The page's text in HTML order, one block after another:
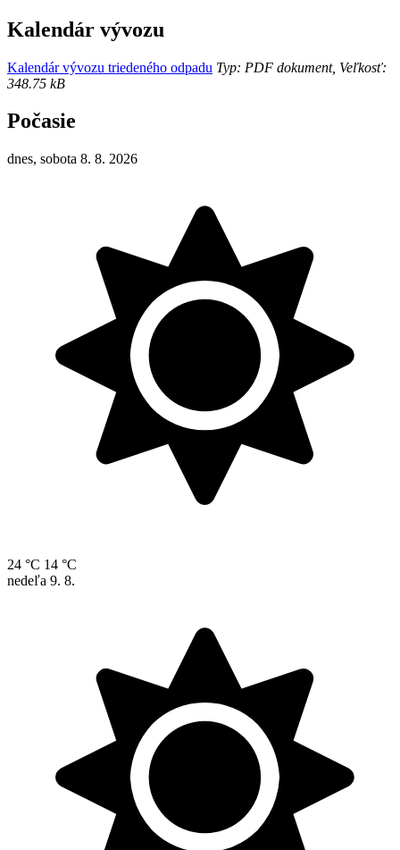
Kalendár vývozu
Kalendár vývozu triedeného odpadu Typ: PDF dokument, Veľkosť:
348.75 kB
Počasie
dnes, sobota 8. 8. 2026
24 °C 14 °C
nedeľa 9. 8.